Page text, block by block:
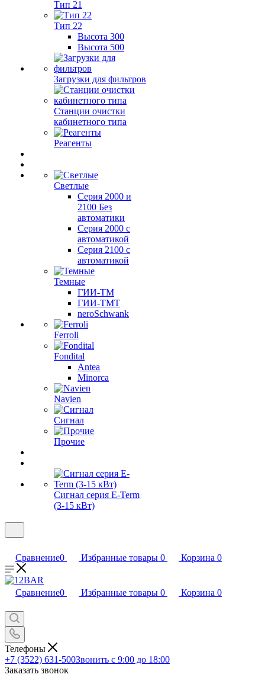
Тип 21
Тип 22
Высота 300
Высота 500
Загрузки для фильтров
Станции очистки
кабинетного типа
Реагенты
Светлые
Серия 2000 и
2100 Без
автоматики
Серия 2000 с
автоматикой
Серия 2100 с
автоматикой
Темные
ГИИ-ТМ
ГИИ-ТМТ
neroSchwank
Ferroli
Fondital
Antea
Minorca
Navien
Сигнал
Прочие
Сигнал серия E-Term
(3-15 кВт)
Сравнение0 Избранные товары 0 Корзина 0
Сравнение0 Избранные товары 0 Корзина 0
Телефоны
+7 (3522) 631-500Звонить с 9:00 до 18:00
Заказать звонок